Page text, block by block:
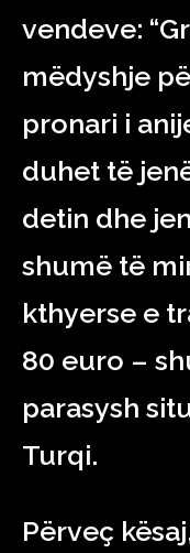
vendeve:
mëdyshje
pronari i
duhet të
detin dhe
shumë të
kthyerse e
80 euro –
parasysh
Turqi.
Përveç